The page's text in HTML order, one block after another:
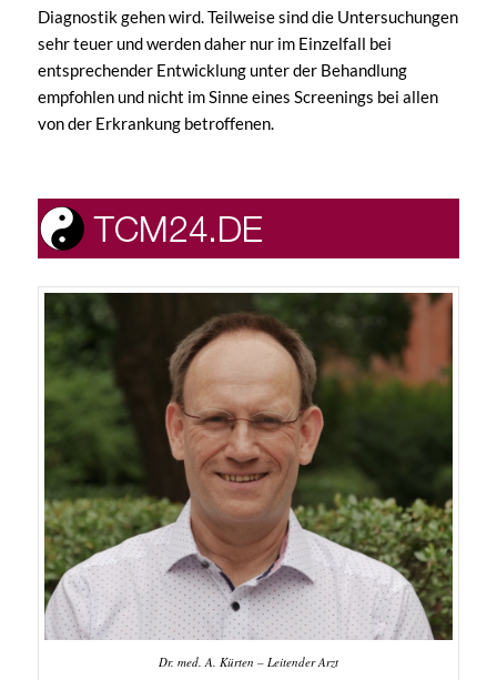
Diagnostik gehen wird. Teilweise sind die Untersuchungen
sehr teuer und werden daher nur im Einzelfall bei
entsprechender Entwicklung unter der Behandlung
empfohlen und nicht im Sinne eines Screenings bei allen
von der Erkrankung betroffenen.
Dr. med. A. Kürten – Leitender Arzt